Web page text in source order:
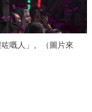
嘅人」。（圖片來